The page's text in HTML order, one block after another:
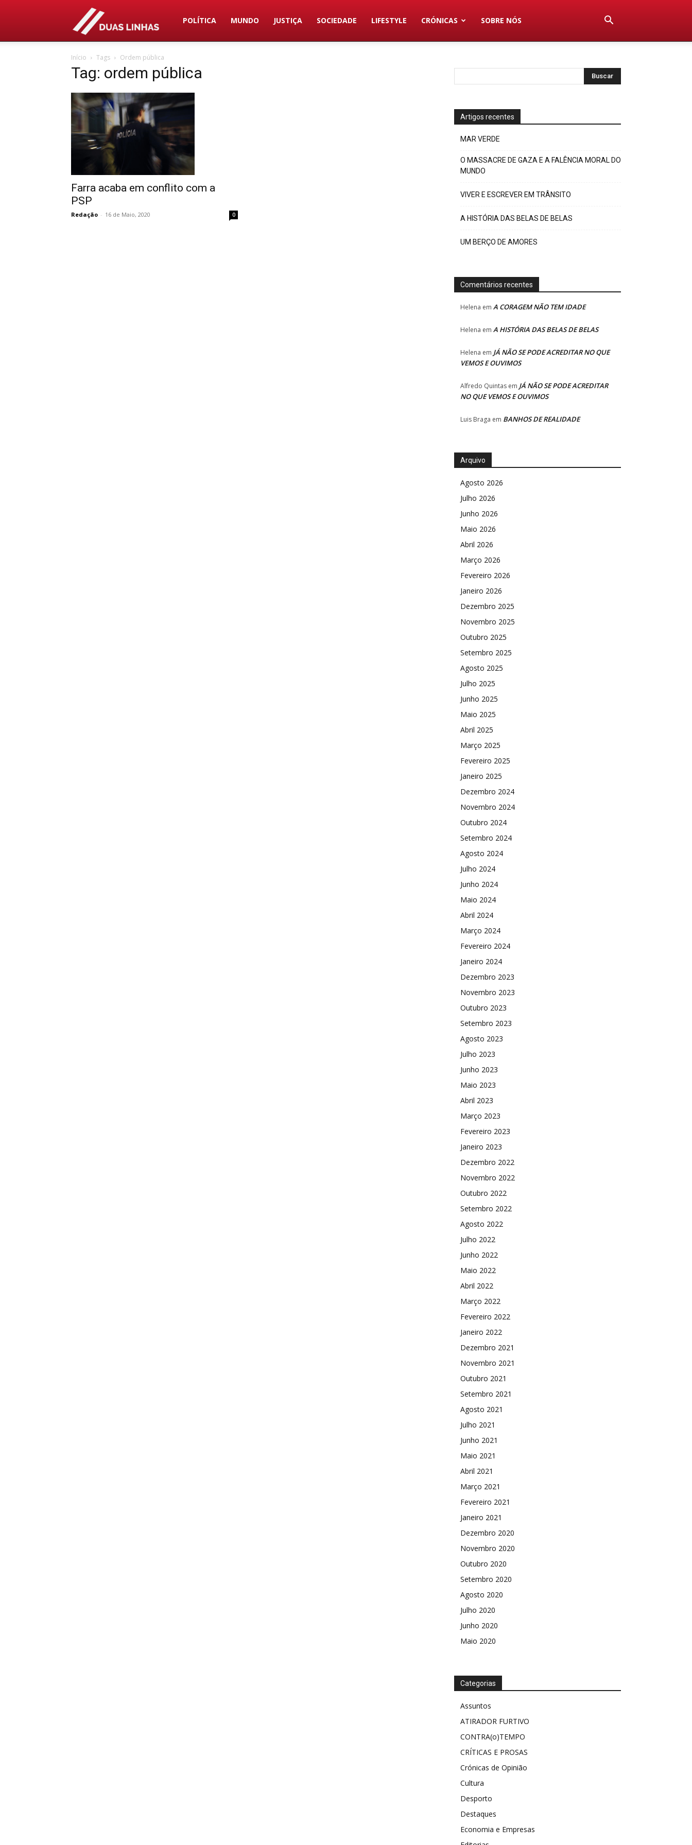
Duas
POLÍTICA MUNDO JUSTIÇA SOCIEDADE LIFESTYLE CRÓNICAS SOBRE NÓS
Início Tags Ordem pública
Tag: ordem pública
Farra acaba em conflito com a
PSP
Redação - 16 de Maio, 2020 0
Artigos recentes
MAR VERDE
O MASSACRE DE GAZA E A FALÊNCIA MORAL DO
MUNDO
VIVER E ESCREVER EM TRÂNSITO
A HISTÓRIA DAS BELAS DE BELAS
UM BERÇO DE AMORES
Comentários recentes
Helena em A CORAGEM NÃO TEM IDADE
Helena em A HISTÓRIA DAS BELAS DE BELAS
Helena em JÁ NÃO SE PODE ACREDITAR NO QUE
VEMOS E OUVIMOS
Alfredo Quintas em JÁ NÃO SE PODE ACREDITAR
NO QUE VEMOS E OUVIMOS
Luis Braga em BANHOS DE REALIDADE
Arquivo
Agosto 2026
Julho 2026
Junho 2026
Maio 2026
Abril 2026
Março 2026
Fevereiro 2026
Janeiro 2026
Dezembro 2025
Novembro 2025
Outubro 2025
Setembro 2025
Agosto 2025
Julho 2025
Junho 2025
Maio 2025
Abril 2025
Março 2025
Fevereiro 2025
Janeiro 2025
Dezembro 2024
Novembro 2024
Outubro 2024
Setembro 2024
Agosto 2024
Julho 2024
Junho 2024
Maio 2024
Abril 2024
Março 2024
Fevereiro 2024
Janeiro 2024
Dezembro 2023
Novembro 2023
Outubro 2023
Setembro 2023
Agosto 2023
Julho 2023
Junho 2023
Maio 2023
Abril 2023
Março 2023
Fevereiro 2023
Janeiro 2023
Dezembro 2022
Novembro 2022
Outubro 2022
Setembro 2022
Agosto 2022
Julho 2022
Junho 2022
Maio 2022
Abril 2022
Março 2022
Fevereiro 2022
Janeiro 2022
Dezembro 2021
Novembro 2021
Outubro 2021
Setembro 2021
Agosto 2021
Julho 2021
Junho 2021
Maio 2021
Abril 2021
Março 2021
Fevereiro 2021
Janeiro 2021
Dezembro 2020
Novembro 2020
Outubro 2020
Setembro 2020
Agosto 2020
Julho 2020
Junho 2020
Maio 2020
Categorias
Assuntos
ATIRADOR FURTIVO
CONTRA(o)TEMPO
CRÍTICAS E PROSAS
Crónicas de Opinião
Cultura
Desporto
Destaques
Economia e Empresas